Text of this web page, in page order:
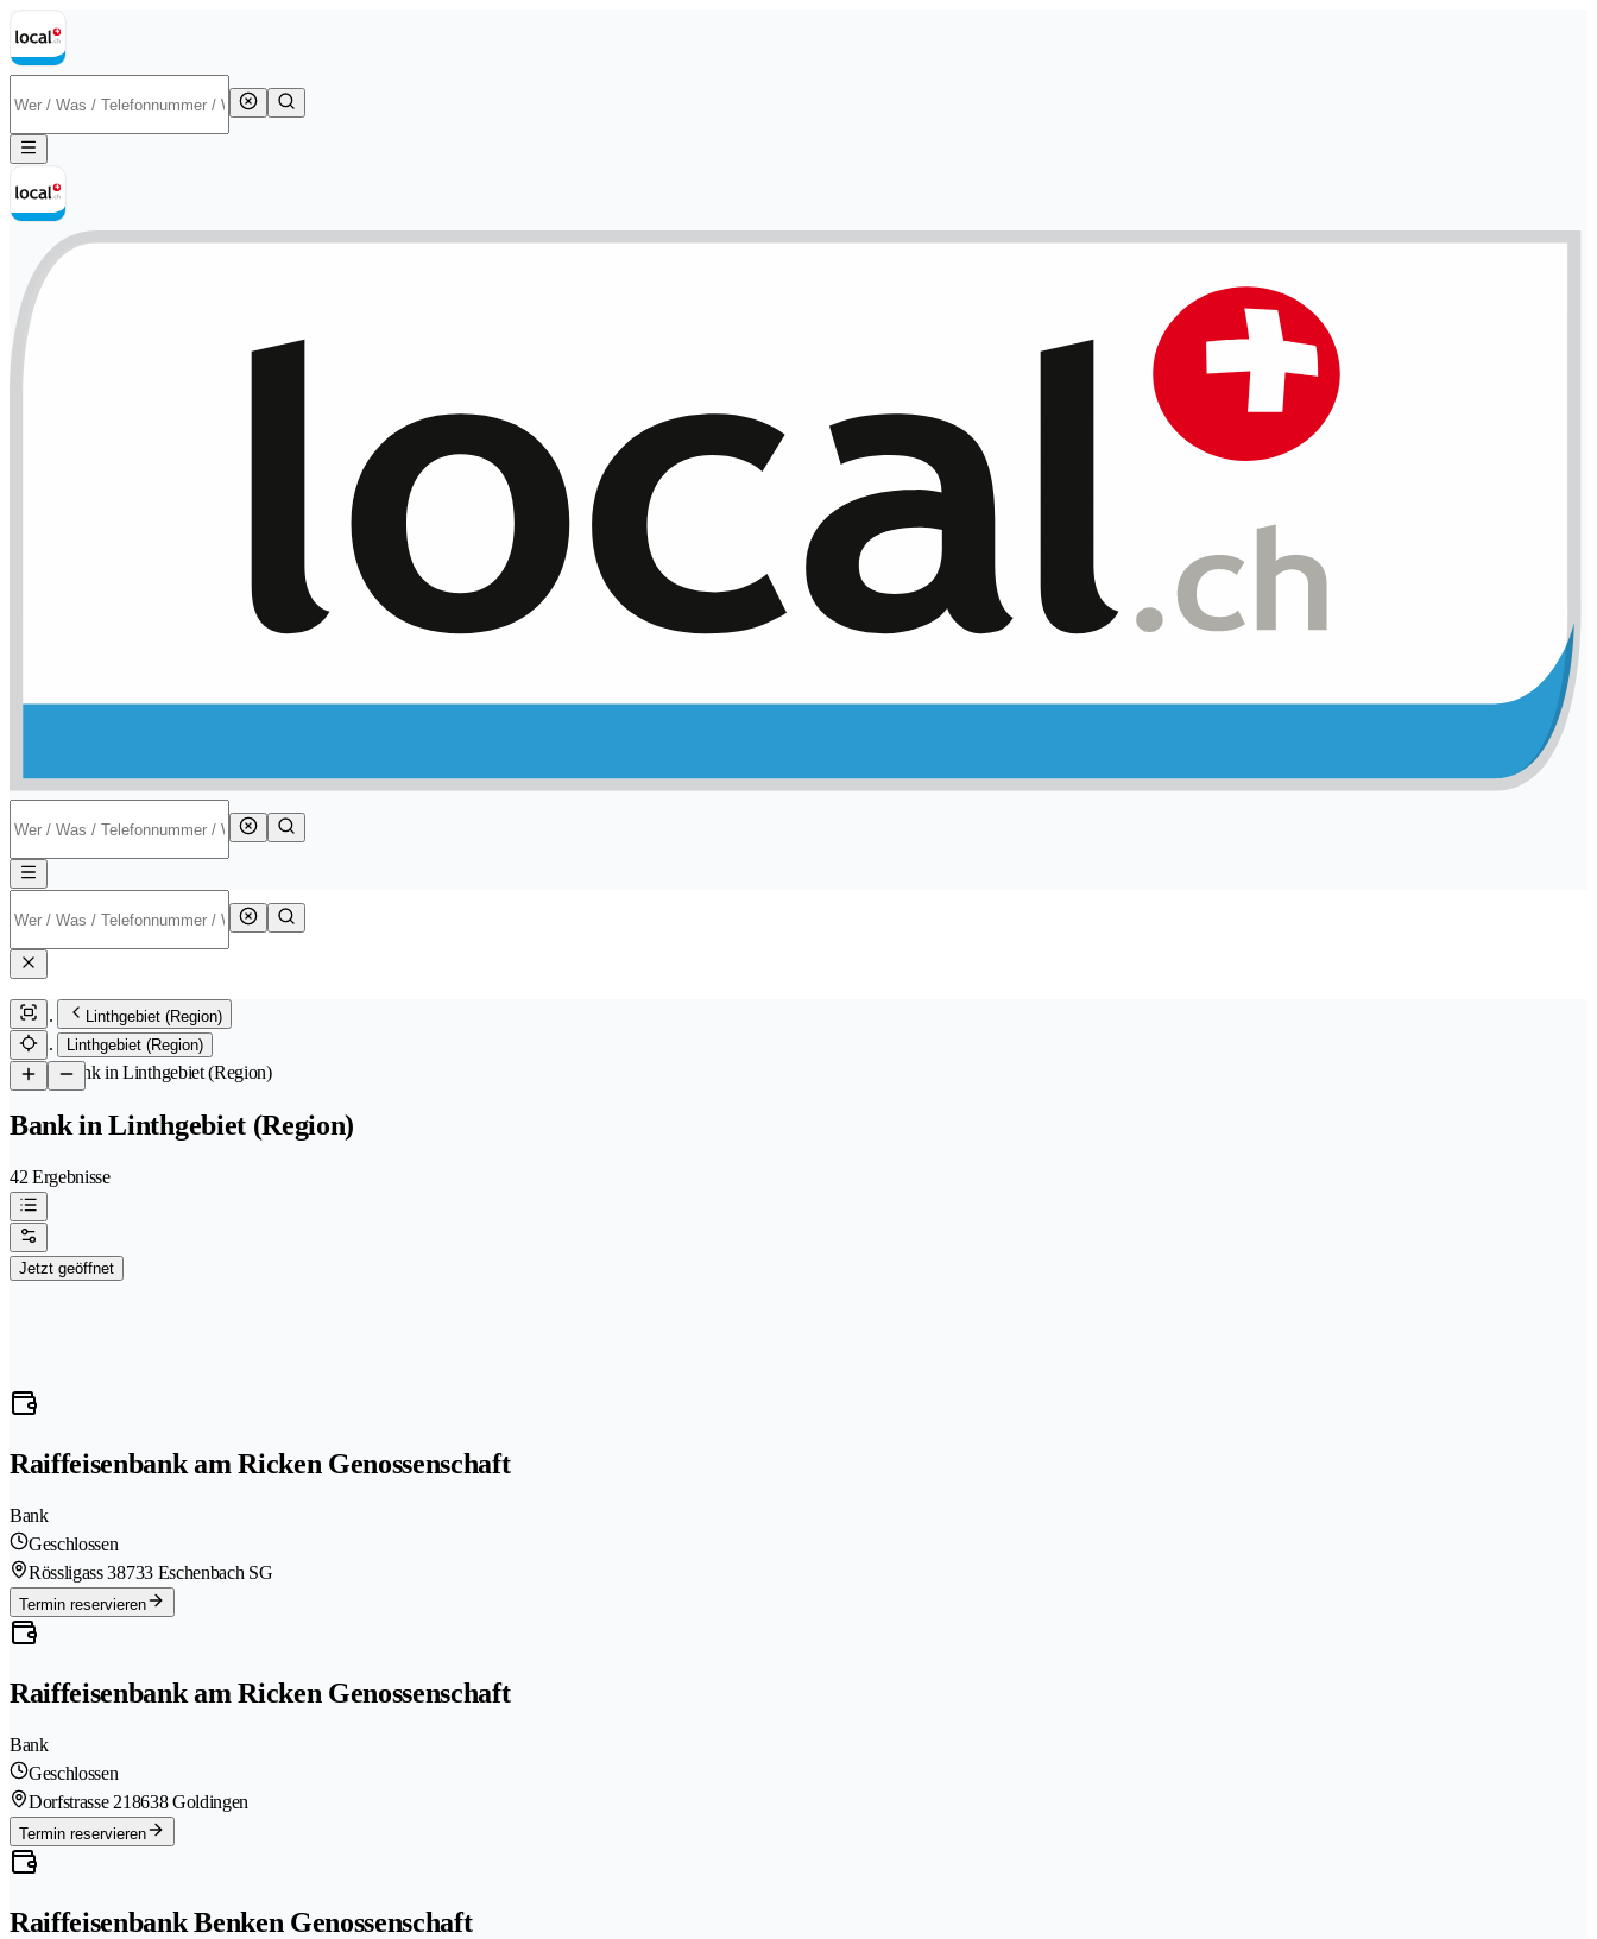
Linthgebiet (Region)
Linthgebiet (Region)
/Bank in Linthgebiet (Region)
Bank in Linthgebiet (Region)
42 Ergebnisse
Jetzt geöffnet
Raiffeisenbank am Ricken Genossenschaft
Bank
Geschlossen
Rössligass 38733 Eschenbach SG
Termin reservieren
Raiffeisenbank am Ricken Genossenschaft
Bank
Geschlossen
Dorfstrasse 218638 Goldingen
Termin reservieren
Raiffeisenbank Benken Genossenschaft